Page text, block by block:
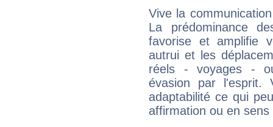
Vive la
La prédominance
favorise et amplifie
autrui et les
réels - voyages -
évasion par l'esprit.
adaptabilité ce qui
affirmation ou en